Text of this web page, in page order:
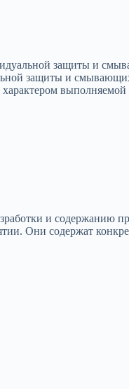
защиты и
защиты и
и содержанию
Они содержат